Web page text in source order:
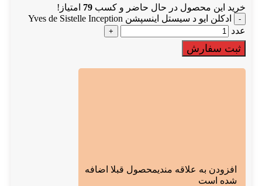
خرید این محصول در حال حاضر و کسب 79 امتیاز!
ادکلن ایو د سیستل اینسپشن Yves de Sistelle Inception
عدد
ثبت سفارش
افزودن به علاقه مندیمحصول قبلا اضافه
شده است